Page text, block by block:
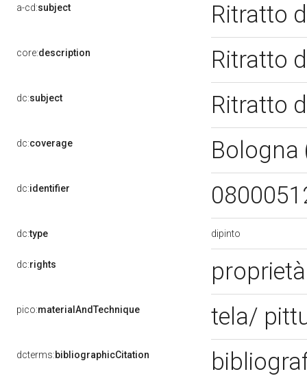
a-cd:subject Ritratto
core:description Ritratto
dc:subject Ritratto
dc:coverage Bologna
dc:identifier
dc:type dipinto
dc:rights
pico:materialAndTechnique tela/
dcterms:bibliographicCitation